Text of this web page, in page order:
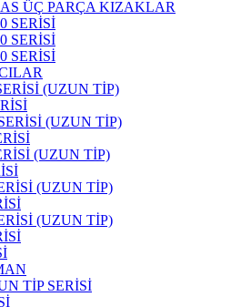
ÜÇ PARÇA KIZAKLAR
SERİSİ
SERİSİ
SERİSİ
(UZUN TİP)
(UZUN TİP)
(UZUN TİP)
(UZUN TİP)
(UZUN TİP)
TİP SERİSİ